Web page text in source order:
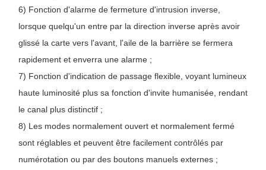
6) Fonction d'alarme de fermeture d'intrusion inverse,
lorsque quelqu'un entre par la direction inverse après avoir
glissé la carte vers l'avant, l'aile de la barrière se fermera
rapidement et enverra une alarme ;
7) Fonction d'indication de passage flexible, voyant lumineux
haute luminosité plus sa fonction d'invite humanisée, rendant
le canal plus distinctif ;
8) Les modes normalement ouvert et normalement fermé
sont réglables et peuvent être facilement contrôlés par
numérotation ou par des boutons manuels externes ;